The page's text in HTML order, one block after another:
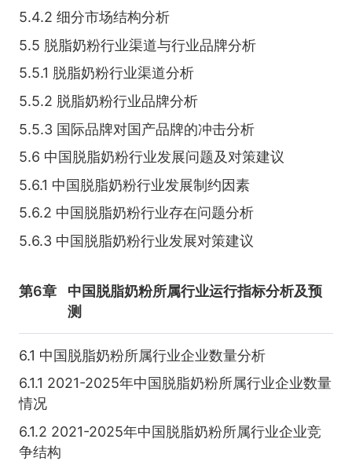
5.4.2 细分市场结构分析
5.5 脱脂奶粉行业渠道与行业品牌分析
5.5.1 脱脂奶粉行业渠道分析
5.5.2 脱脂奶粉行业品牌分析
5.5.3 国际品牌对国产品牌的冲击分析
5.6 中国脱脂奶粉行业发展问题及对策建议
5.6.1 中国脱脂奶粉行业发展制约因素
5.6.2 中国脱脂奶粉行业存在问题分析
5.6.3 中国脱脂奶粉行业发展对策建议
第6章
中国脱脂奶粉所属行业运行指标分析及预
测
6.1 中国脱脂奶粉所属行业企业数量分析
6.1.1 2021-2025年中国脱脂奶粉所属行业企业数量
情况
6.1.2 2021-2025年中国脱脂奶粉所属行业企业竞
争结构